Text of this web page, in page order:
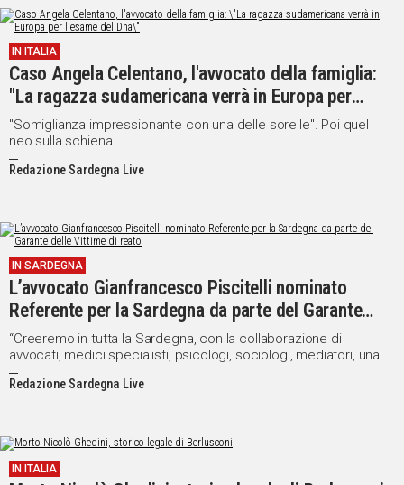
IN ITALIA
Caso Angela Celentano, l'avvocato della famiglia:
"La ragazza sudamericana verrà in Europa per
l'esame del Dna"
"Somiglianza impressionante con una delle sorelle". Poi quel
neo sulla schiena..
Redazione Sardegna Live
IN SARDEGNA
L’avvocato Gianfrancesco Piscitelli nominato
Referente per la Sardegna da parte del Garante
delle Vittime di reato
“Creeremo in tutta la Sardegna, con la collaborazione di
avvocati, medici specialisti, psicologi, sociologi, mediatori, una
rete con punti di ascolto, intervento ed assistenza per chiunque
sia vittima di reato” afferma Piscitelli
Redazione Sardegna Live
IN ITALIA